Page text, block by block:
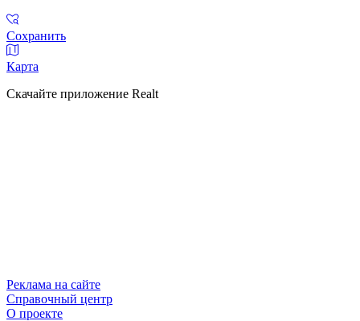
Сохранить
Карта
Скачайте приложение Realt
Реклама на сайте
Справочный центр
О проекте